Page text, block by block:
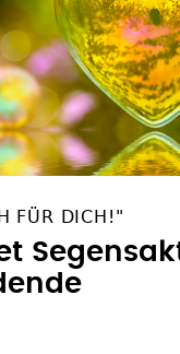
FÜR DICH!"